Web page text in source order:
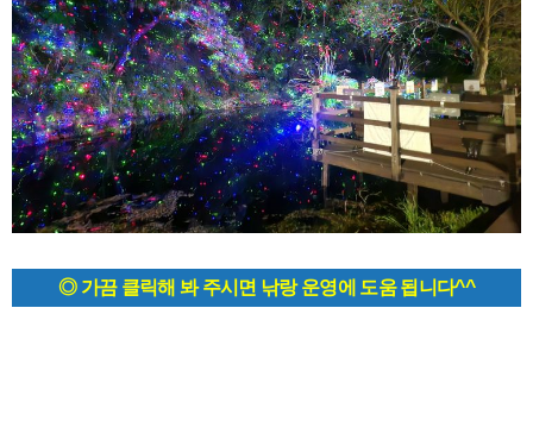
◎ 가끔 클릭해 봐 주시면 낚랑 운영에 도움 됩니다^^